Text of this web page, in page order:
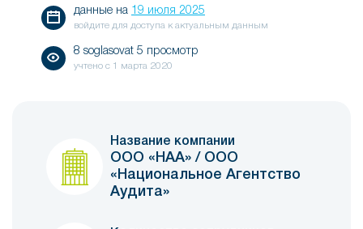
данные на 19 июля 2025
войдите для доступа к актуальным данным
8 soglasovat 5 просмотр
учтено с 1 марта 2020
Название компании
ООО «НАА» / ООО
«Национальное Агентство
Аудита»